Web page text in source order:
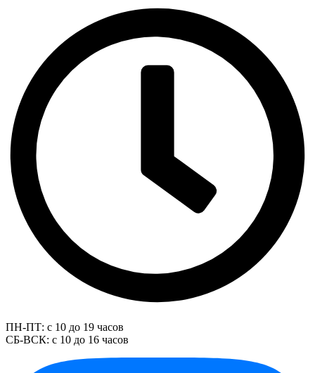
ПН-ПТ: с 10 до 19 часов
СБ-ВСК: с 10 до 16 часов